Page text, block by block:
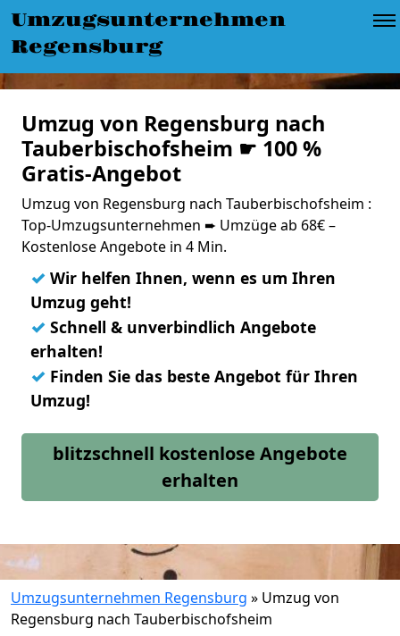
Umzugsunternehmen
Regensburg
Umzug von Regensburg nach
Tauberbischofsheim ☛ 100 %
Gratis-Angebot
Umzug von Regensburg nach Tauberbischofsheim :
Top-Umzugsunternehmen ➨ Umzüge ab 68€ –
Kostenlose Angebote in 4 Min.
✓ Wir helfen Ihnen, wenn es um Ihren
Umzug geht!
✓ Schnell & unverbindlich Angebote
erhalten!
✓ Finden Sie das beste Angebot für Ihren
Umzug!
blitzschnell kostenlose Angebote
erhalten
Umzugsunternehmen Regensburg » Umzug von
Regensburg nach Tauberbischofsheim